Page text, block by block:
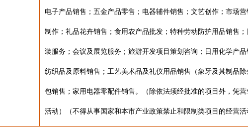
电子产品销售；五金产品零售；电器辅件销售；文艺创作；市场
制作；礼品花卉销售；食用农产品批发；特种劳动防护用品销售
装服务；会议及展览服务；旅游开发项目策划咨询；日用化学产
纺织品及原料销售；工艺美术品及礼仪用品销售（象牙及其制品
包销售；家用电器零配件销售。（除依法须经批准的项目外，凭
活动）（不得从事国家和本市产业政策禁止和限制类项目的经营活